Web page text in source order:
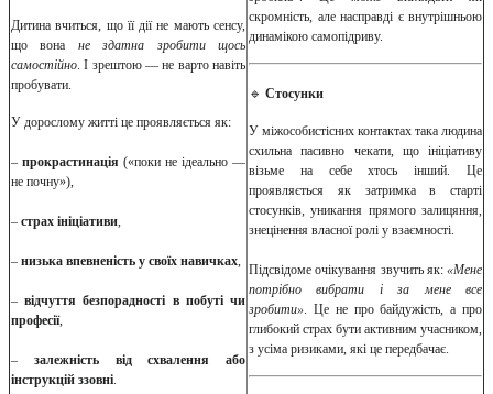
Дитина вчиться, що її дії не мають сенсу,
що вона не здатна зробити щось
самостійно. І зрештою — не варто навіть
пробувати.
У дорослому житті це проявляється як:
– прокрастинація («поки не ідеально —
не почну»),
– страх ініціативи,
– низька впевненість у своїх навичках,
–відчуття безпорадності в побуті чи
професії,
– залежність від схвалення або
інструкцій ззовні.
скромність, але насправді є внутрішньою
динамікою самопідриву.
🔹 Стосунки
У міжособистісних контактах така людина
схильна пасивно чекати, що ініціативу
візьме на себе хтось інший. Це
проявляється як затримка в старті
стосунків, уникання прямого залицяння,
знецінення власної ролі у взаємності.
Підсвідоме очікування звучить як: «Мене
потрібно вибрати і за мене все
зробити». Це не про байдужість, а про
глибокий страх бути активним учасником,
з усіма ризиками, які це передбачає.